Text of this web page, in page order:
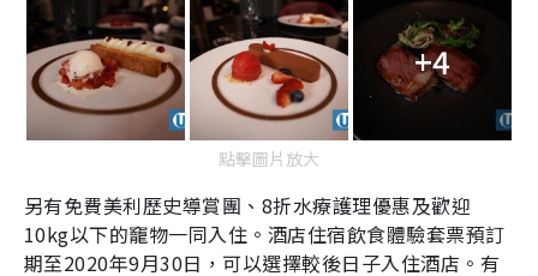
+4
點擊圖片放大
另有免費美利歷史導賞團、 8折水療護理優惠及歡迎
10kg以下的竉物一同入住。酒店住宿飲食體驗套票預訂
期至2020年9月30日，可以選擇較後日子入住酒店。有